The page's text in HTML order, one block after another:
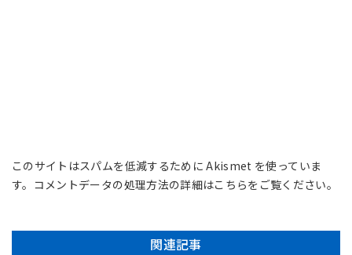
このサイトはスパムを低減するために Akismet を使っていま
す。 コメントデータの処理方法の詳細はこちらをご覧ください。
関連記事